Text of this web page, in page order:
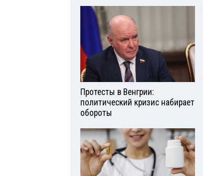
Протесты в Венгрии:
политический кризис набирает
обороты